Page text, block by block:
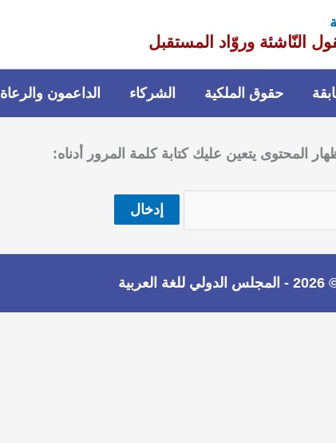
النّاشئة وروّاد المستقبل
حقوق الملكية الشركاء الداعمون والرعاة
المحتوى يتعين عليك كتابة كلمة المرور أدناه:
- المجلس الدولي للغة العربية